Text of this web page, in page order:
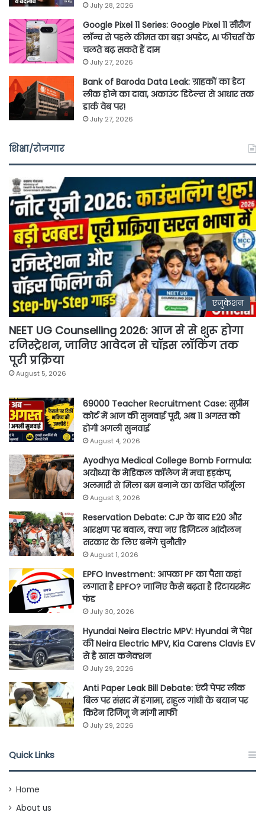
July 28, 2026
Google Pixel 11 Series: Google Pixel 11 सीरीज
लॉन्च से पहले कीमत का बड़ा अपडेट, AI फीचर्स के
चलते बढ़ सकते हैं दाम
July 27, 2026
Bank of Baroda Data Leak: ग्राहकों का डेटा
लीक होने का दावा, अकाउंट डिटेल्स से आधार तक
डार्क वेब पर!
July 27, 2026
शिक्षा/रोजगार
एजुकेशन
NEET UG Counselling 2026: आज से से शुरू होगा
रजिस्ट्रेशन, जानिए आवेदन से चॉइस लॉकिंग तक
पूरी प्रक्रिया
August 5, 2026
69000 Teacher Recruitment Case: सुप्रीम
कोर्ट में आज की सुनवाई पूरी, अब 11 अगस्त को
होगी अगली सुनवाई
August 4, 2026
Ayodhya Medical College Bomb Formula:
अयोध्या के मेडिकल कॉलेज में मचा हड़कंप,
अलमारी से मिला बम बनाने का कथित फॉर्मूला
August 3, 2026
Reservation Debate: CJP के बाद E20 और
आरक्षण पर बवाल, क्या नए डिजिटल आंदोलन
सरकार के लिए बनेंगे चुनौती?
August 1, 2026
EPFO Investment: आपका PF का पैसा कहां
लगाता है EPFO? जानिए कैसे बढ़ता है रिटायरमेंट
फंड
July 30, 2026
Hyundai Neira Electric MPV: Hyundai ने पेश
की Neira Electric MPV, Kia Carens Clavis EV
से है खास कनेक्शन
July 29, 2026
Anti Paper Leak Bill Debate: एंटी पेपर लीक
बिल पर संसद में हंगामा, राहुल गांधी के बयान पर
किरेन रिजिजू ने मांगी माफी
July 29, 2026
Quick Links
Home
About us